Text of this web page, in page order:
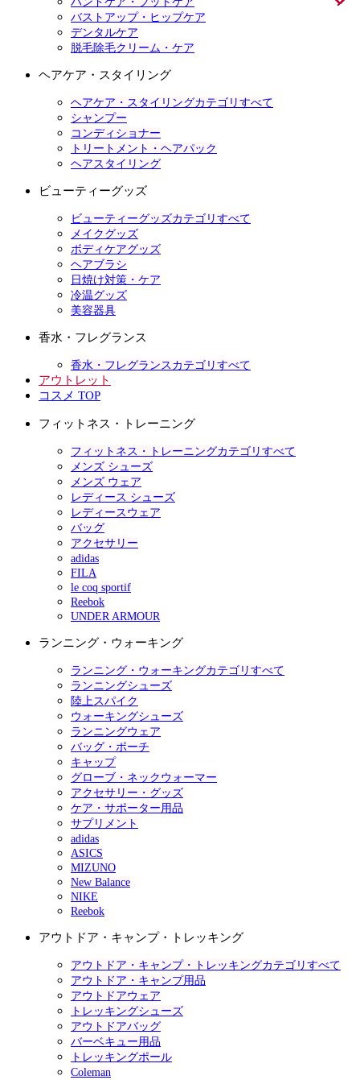
バストアップ・ヒップケア
デンタルケア
脱毛除毛クリーム・ケア
ヘアケア・スタイリング
ヘアケア・スタイリングカテゴリすべて
シャンプー
コンディショナー
トリートメント・ヘアパック
ヘアスタイリング
ビューティーグッズ
ビューティーグッズカテゴリすべて
メイクグッズ
ボディケアグッズ
ヘアブラシ
日焼け対策・ケア
冷温グッズ
美容器具
香水・フレグランス
香水・フレグランスカテゴリすべて
アウトレット
コスメ TOP
フィットネス・トレーニング
フィットネス・トレーニングカテゴリすべて
メンズ シューズ
メンズ ウェア
レディース シューズ
レディースウェア
バッグ
アクセサリー
adidas
FILA
le coq sportif
Reebok
UNDER ARMOUR
ランニング・ウォーキング
ランニング・ウォーキングカテゴリすべて
ランニングシューズ
陸上スパイク
ウォーキングシューズ
ランニングウェア
バッグ・ポーチ
キャップ
グローブ・ネックウォーマー
アクセサリー・グッズ
ケア・サポーター用品
サプリメント
adidas
ASICS
MIZUNO
New Balance
NIKE
Reebok
アウトドア・キャンプ・トレッキング
アウトドア・キャンプ・トレッキングカテゴリすべて
アウトドア・キャンプ用品
アウトドアウェア
トレッキングシューズ
アウトドアバッグ
バーベキュー用品
トレッキングポール
Coleman